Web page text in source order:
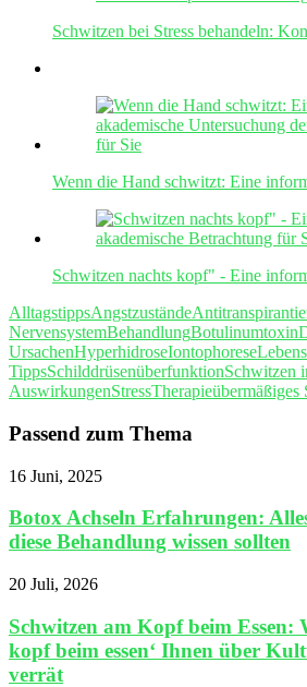
Schwitzen bei Stress behandeln:
Wenn die Hand schwitzt: Eine
Schwitzen nachts kopf" - Eine
AlltagstippsAngstzustände
NervensystemBehandlungBotulinumtoxin
UrsachenHyperhidroseIontophorese
TippsSchilddrüsenüberfunktionSchwitzen
AuswirkungenStressTherapieübermäßiges
Passend zum Thema
16 Juni, 2025
Botox Achseln Erfahrungen:
diese Behandlung wissen sollten
20 Juli, 2026
Schwitzen am Kopf beim Essen:
kopf beim essen‘ Ihnen über
verrät